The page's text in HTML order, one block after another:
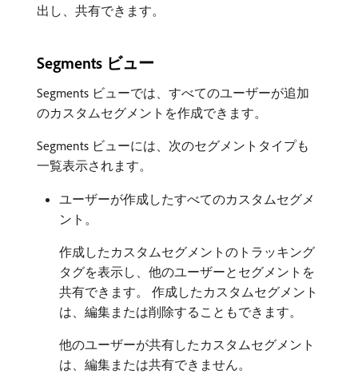
出し、共有できます。
Segments ビュー
Segments ビューでは、すべてのユーザーが追加
のカスタムセグメントを作成できます。
Segments ビューには、次のセグメントタイプも
一覧表示されます。
ユーザーが作成したすべてのカスタムセグメ
ント。
作成したカスタムセグメントのトラッキング
タグを表示し、他のユーザーとセグメントを
共有できます。 作成したカスタムセグメント
は、編集または削除することもできます。
他のユーザーが共有したカスタムセグメント
は、編集または共有できません。